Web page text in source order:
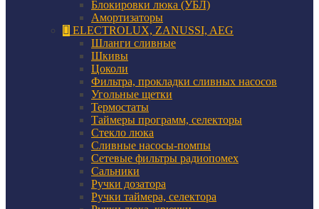
Блокировки люка (УБЛ)
Амортизаторы
ELECTROLUX, ZANUSSI, AEG
Шланги сливные
Шкивы
Цоколи
Фильтра, прокладки сливных насосов
Угольные щетки
Термостаты
Таймеры программ, селекторы
Стекло люка
Сливные насосы-помпы
Сетевые фильтры радиопомех
Сальники
Ручки дозатора
Ручки таймера, селектора